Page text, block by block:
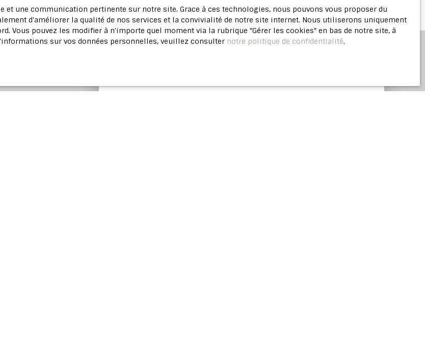
une communication pertinente sur notre site. Grace à ces technologies, nous pouvons vous proposer du
d'améliorer la qualité de nos services et la convivialité de notre site internet. Nous utiliserons uniquement
Vous pouvez les modifier à n'importe quel moment via la rubrique ″Gérer les cookies″ en bas de notre site, à
sur vos données personnelles, veuillez consulter notre politique de confidentialité.